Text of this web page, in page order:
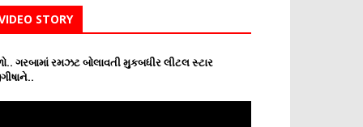
STORY
ગરબામાં રમઝટ બોલાવતી મુકબધીર લીટલ સ્ટાર